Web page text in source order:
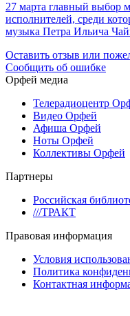
27 марта главный выбор
исполнителей, среди
музыка Петра Ильича
Оставить отзыв или
Сообщить об ошибке
Орфей медиа
Телерадиоцентр
Видео Орфей
Афиша Орфей
Ноты Орфей
Коллективы Орфей
Партнеры
Российская
///ТРАКТ
Правовая информация
Условия
Политика
Контактная